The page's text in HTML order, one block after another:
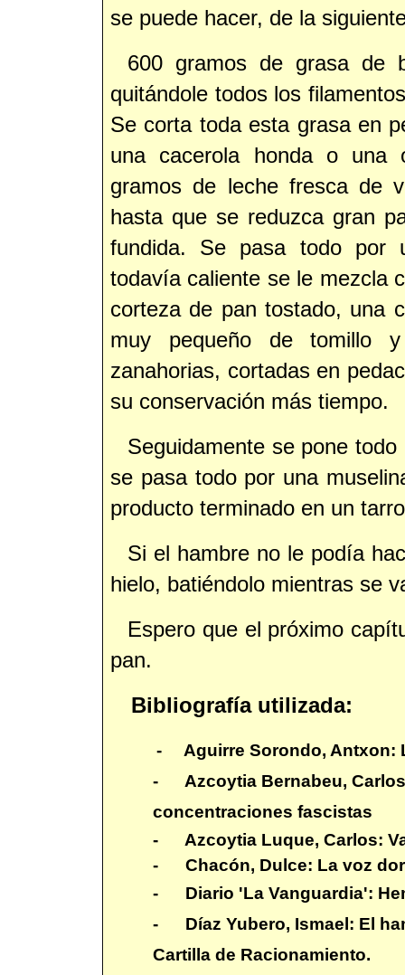
se puede hacer, de la
600 gramos de grasa de
quitándole todos los
Se corta toda esta grasa en
una cacerola honda o una
gramos de leche fresca de
hasta que se reduzca gran
fundida. Se pasa todo por
todavía caliente se le mezcla
corteza de pan tostado, una
muy pequeño de tomillo
zanahorias, cortadas en
su conservación más tiempo.
Seguidamente se pone
se pasa todo por una
producto terminado en un
Si el hambre no le podía
hielo, batiéndolo mientras se
Espero que el próximo
pan.
Bibliografía utilizada:
- Aguirre Sorondo, Antxon:
- Azcoytia Bernabeu,
concentraciones fascistas
- Azcoytia Luque, Carlos:
- Chacón, Dulce: La voz
-
Diario 'La Vanguardia':
-
Díaz Yubero, Ismael: El
Cartilla de Racionamiento.